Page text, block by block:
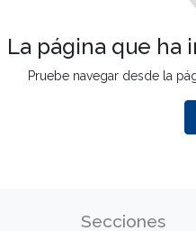
La página que ha
Pruebe navegar desde la
Secciones